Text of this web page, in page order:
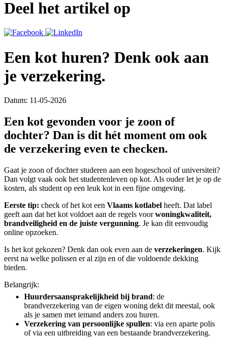
Deel het artikel op
Een kot huren? Denk ook aan
je verzekering.
Datum: 11-05-2026
Een kot gevonden voor je zoon of
dochter? Dan is dit hét moment om ook
de verzekering even te checken.
Gaat je zoon of dochter studeren aan een hogeschool of universiteit?
Dan volgt vaak ook het studentenleven op kot. Als ouder let je op de
kosten, als student op een leuk kot in een fijne omgeving.
Eerste tip: check of het kot een Vlaams kotlabel heeft. Dat label
geeft aan dat het kot voldoet aan de regels voorwoningkwaliteit,
brandveiligheid en de juiste vergunning. Je kan dit eenvoudig
online opzoeken.
Is het kot gekozen? Denk dan ook even aan de verzekeringen. Kijk
eerst na welke polissen er al zijn en of die voldoende dekking
bieden.
Belangrijk:
Huurdersaansprakelijkheid bij brand: de
brandverzekering van de eigen woning dekt dit meestal, ook
als je samen met iemand anders zou huren.
Verzekering van persoonlijke spullen: via een aparte polis
of via een uitbreiding van een bestaande brandverzekering.